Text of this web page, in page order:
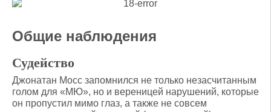
Общие наблюдения
Судейство
Джонатан Мосс запомнился не только незасчитанным
голом для «МЮ», но и вереницей нарушений, которые
он пропустил мимо глаз, а также не совсем